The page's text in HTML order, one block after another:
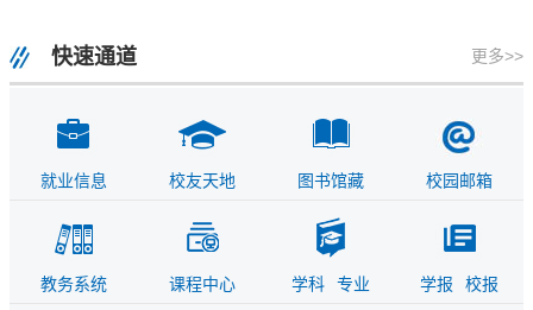
快速通道 更多>>
就业信息 校友天地 图书馆藏 校园邮箱
教务系统 课程中心 学科 专业 学报 校报